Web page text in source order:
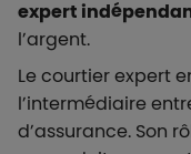
expert
l’argent.
Le courtier expert
l’intermédiaire
d’assurance. Son